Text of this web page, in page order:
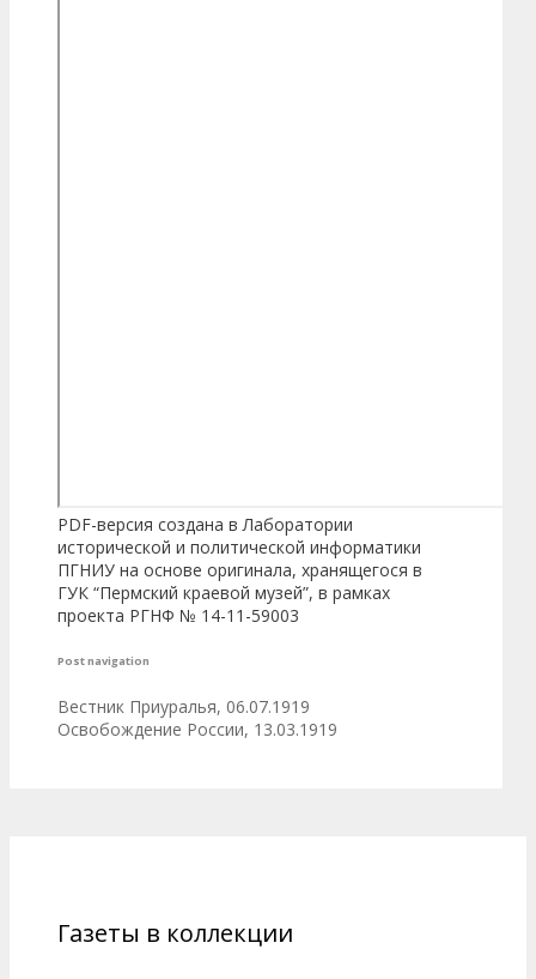
PDF-версия создана в Лаборатории
исторической и политической информатики
ПГНИУ на основе оригинала, хранящегося в
ГУК “Пермский краевой музей”, в рамках
проекта РГНФ № 14-11-59003
Post navigation
Вестник Приуралья, 06.07.1919
Освобождение России, 13.03.1919
Газеты в коллекции